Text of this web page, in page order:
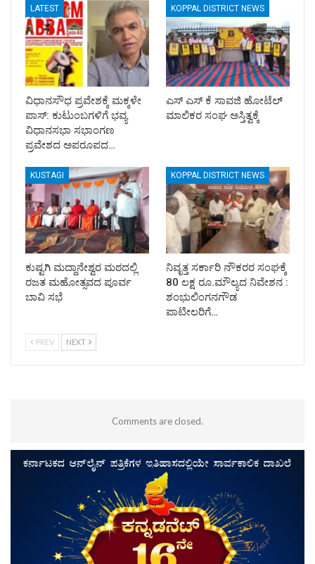
LATEST
ವಿಧಾನಸೌಧ ಪ್ರವೇಶಕ್ಕೆ ಮಕ್ಕಳೇ
ಪಾಸ್: ಕುಟುಂಬಗಳಿಗೆ ಭವ್ಯ
ವಿಧಾನಸಭಾ ಸಭಾಂಗಣ
ಪ್ರವೇಶದ ಅಪರೂಪದ…
KOPPAL DISTRICT NEWS
ಎಸ್ ಎಸ್ ಕೆ ಸಾವಜಿ ಹೋಟೆಲ್
ಮಾಲಿಕರ ಸಂಘ ಅಸ್ತಿತ್ವಕ್ಕೆ
KUSTAGI
ಕುಷ್ಟಗಿ ಮದ್ದಾನೇಶ್ವರ ಮಠದಲ್ಲಿ
ರಜತ ಮಹೋತ್ಸವದ ಪೂರ್ವ
ಬಾವಿ ಸಭೆ
KOPPAL DISTRICT NEWS
ನಿವೃತ್ತ ಸರ್ಕಾರಿ ನೌಕರರ ಸಂಘಕ್ಕೆ
80 ಲಕ್ಷ ರೂ.ಮೌಲ್ಯದ ನಿವೇಶನ :
ಶಂಭುಲಿಂಗನಗೌಡ
ಪಾಟೀಲರಿಗೆ…
PREV NEXT
Comments are closed.